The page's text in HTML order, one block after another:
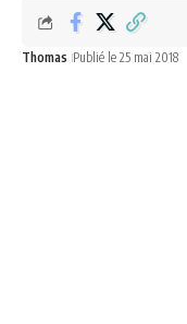
Thomas Publié le 25 mai 2018